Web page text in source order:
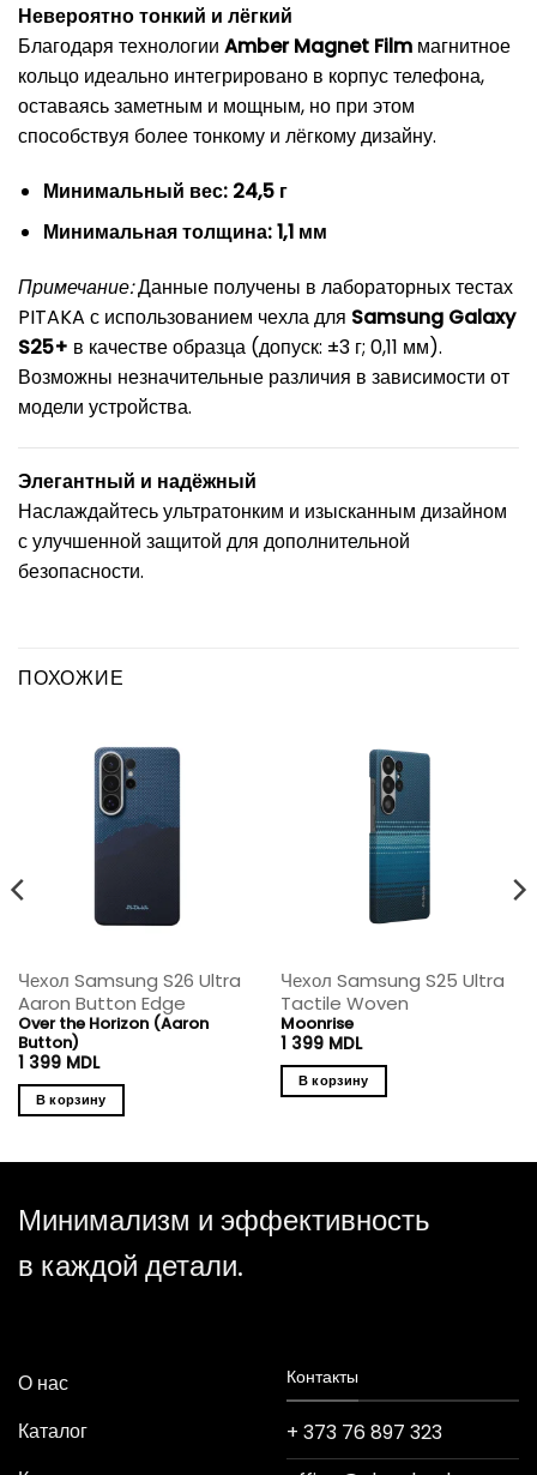
Невероятно тонкий и лёгкий
Благодаря технологии Amber Magnet Film магнитное
кольцо идеально интегрировано в корпус телефона,
оставаясь заметным и мощным, но при этом
способствуя более тонкому и лёгкому дизайну.
Минимальный вес: 24,5 г
Минимальная толщина: 1,1 мм
Примечание:Данные получены в лабораторных тестах
PITAKA с использованием чехла для Samsung Galaxy
S25+ в качестве образца (допуск: ±3 г; 0,11 мм).
Возможны незначительные различия в зависимости от
модели устройства.
Элегантный и надёжный
Наслаждайтесь ультратонким и изысканным дизайном
с улучшенной защитой для дополнительной
безопасности.
ПОХОЖИЕ
Чехол Samsung S26 Ultra
Aaron Button Edge
Over the Horizon (Aaron
Button)
1 399 MDL
В корзину
Чехол Samsung S25 Ultra
Tactile Woven
Moonrise
1 399 MDL
В корзину
Минимализм и эффективность
в каждой детали.
О нас
Каталог
Контакты
+ 373 76 897 323